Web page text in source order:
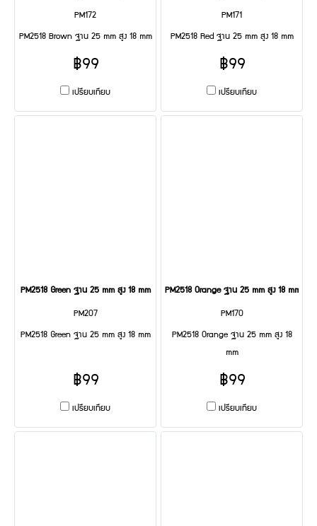
PM172
PM2518 Brown ฐาน 25 mm สูง 18 mm
฿99
เปรียบเทียบ
PM171
PM2518 Red ฐาน 25 mm สูง 18 mm
฿99
เปรียบเทียบ
PM2518 Green ฐาน 25 mm สูง 18 mm
PM207
PM2518 Green ฐาน 25 mm สูง 18 mm
฿99
เปรียบเทียบ
PM2518 Orange ฐาน 25 mm สูง 18 mm
PM170
PM2518 Orange ฐาน 25 mm สูง 18
mm
฿99
เปรียบเทียบ